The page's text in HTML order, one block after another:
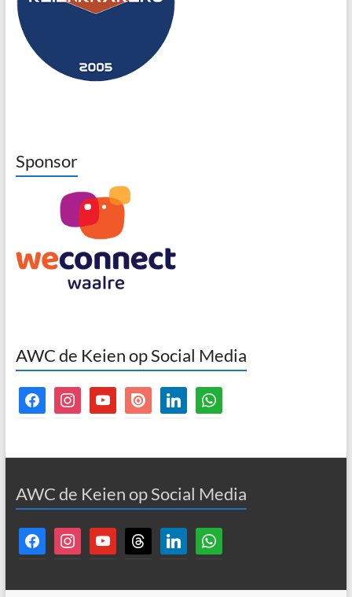
Sponsor
AWC de Keien op Social Media
facebookinstagramyoutubeissuu linkedinwhatsapp
AWC de Keien op Social Media
facebookinstagramyoutube threads linkedin whatsapp